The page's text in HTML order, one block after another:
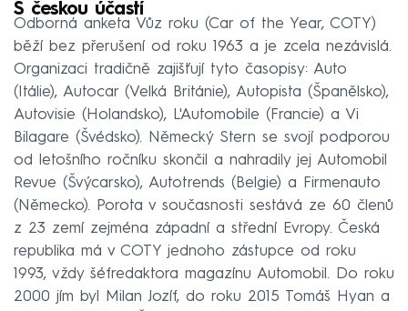
S českou účastí
Odborná anketa Vůz roku (Car of the Year, COTY)
běží bez přerušení od roku 1963 a je zcela nezávislá.
Organizaci tradičně zajišťují tyto časopisy: Auto
(Itálie), Autocar (Velká Británie), Autopista (Španělsko),
Autovisie (Holandsko), L'Automobile (Francie) a Vi
Bilagare (Švédsko). Německý Stern se svojí podporou
od letošního ročníku skončil a nahradily jej Automobil
Revue (Švýcarsko), Autotrends (Belgie) a Firmenauto
(Německo). Porota v současnosti sestává ze 60 členů
z 23 zemí zejména západní a střední Evropy. Česká
republika má v COTY jednoho zástupce od roku
1993, vždy šéfredaktora magazínu Automobil. Do roku
2000 jím byl Milan Jozíf, do roku 2015 Tomáš Hyan a